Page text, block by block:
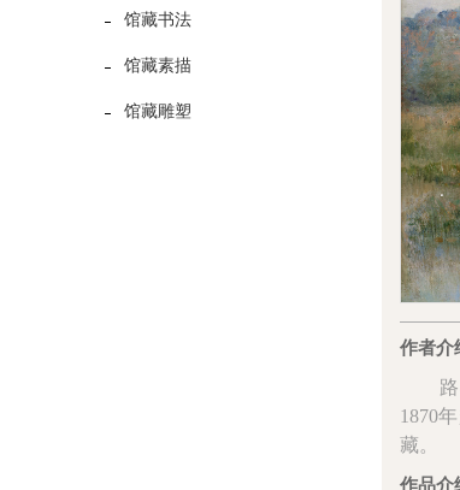
馆藏书法
馆藏素描
馆藏雕塑
作者介
路易
1870
藏。
作品介